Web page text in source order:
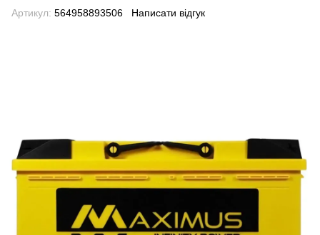
Артикул: 564958893506 Написати відгук